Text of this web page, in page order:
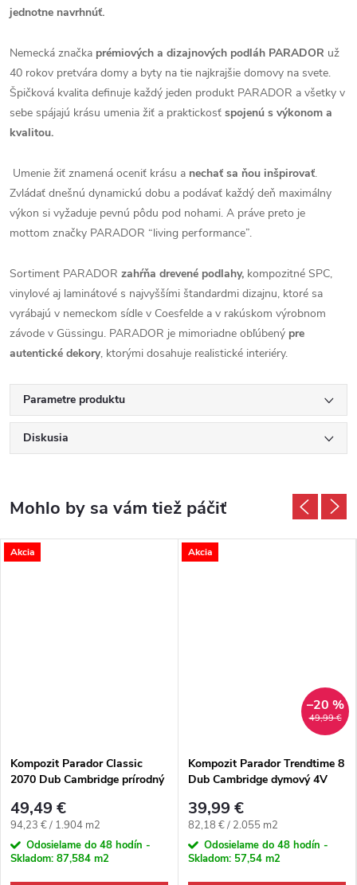
jednotne navrhnúť.
Nemecká značka prémiových a dizajnových podláh PARADOR už
40 rokov pretvára domy a byty na tie najkrajšie domovy na svete.
Špičková kvalita definuje každý jeden produkt PARADOR a všetky v
sebe spájajú krásu umenia žiť a praktickosť spojenú s výkonom a
kvalitou.
Umenie žiť znamená oceniť krásu a nechať sa ňou inšpirovať.
Zvládať dnešnú dynamickú dobu a podávať každý deň maximálny
výkon si vyžaduje pevnú pôdu pod nohami. A práve preto je
mottom značky PARADOR “living performance”.
Sortiment PARADOR zahŕňa drevené podlahy, kompozitné SPC,
vinylové aj laminátové s najvyššími štandardmi dizajnu, ktoré sa
vyrábajú v nemeckom sídle v Coesfelde a v rakúskom výrobnom
závode v Güssingu. PARADOR je mimoriadne obľúbený pre
autentické dekory, ktorými dosahuje realistické interiéry.
Parametre produktu
Diskusia
Akcia
Kompozit Parador Classic
2070 Dub Cambridge prírodný
49,49 €
Jednotková cena:
94,23 € / 1.904 m2
Odosielame do 48 hodín -
Skladom: 87,584 m2
Akcia
49,99 €
–20 %
Kompozit Parador Trendtime 8
Dub Cambridge dymový 4V
39,99 €
Jednotková cena:
82,18 € / 2.055 m2
Odosielame do 48 hodín -
Skladom: 57,54 m2